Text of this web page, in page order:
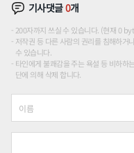
기사댓글0개
200자까지 쓰실 수 있습니다. (현재 0
저작권 등 다른 사람의 권리를 침해하거
수 있습니다.
타인에게 불쾌감을 주는 욕설 등 비하하
단에 의해 삭제 합니다.